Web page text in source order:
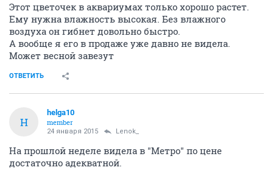
Этот цветочек в аквариумах только хорошо растет.
Ему нужна влажность высокая. Без влажного
воздуха он гибнет довольно быстро.
А вообще я его в продаже уже давно не видела.
Может весной завезут
ОТВЕТИТЬ
H
helga10
member
24 января 2015 Lenok_
На прошлой неделе видела в "Метро" по цене
достаточно адекватной.